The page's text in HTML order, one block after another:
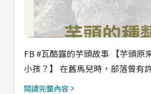
燒得又熱、又多煙，眼睛都睜不開。」
舊馬兒，每家每戶都會自己烘芋頭
在部落裡少見了，多半是委人協
比較常看到長者們會把芋頭乾放
陽，他們說是因為要殺蟲，或是
較潮濕了就給太陽曬一下。
菜，搭配小米飯一起吃。 這些看似平凡的食材
變成豐富的料理，每一口品嚐的背
憶的延續。 ▼△▼△▼△▼△▼△ 【感謝受訪
者】 馬兒文健站長者群、范富源耆老、林蔡明
珠長老、陳玉蘭長老、龔明珠女
師 #Valjulu #瓦酪露 #馬兒
FB #瓦酪露的芋頭故事 【芋頭原來還分媽媽跟
小孩？】 在舊馬兒時，部落曾有許多不同種類
的芋頭，但現在因為氣候和土壤條
閱讀完整內容